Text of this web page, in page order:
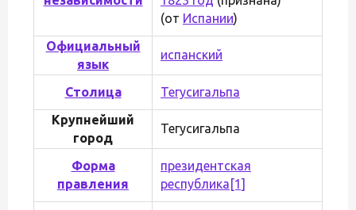
(от Испании)
Официальный
язык
испанский
Столица
Тегусигальпа
Крупнейший
город
Тегусигальпа
Форма
правления
президентская
республика [1]